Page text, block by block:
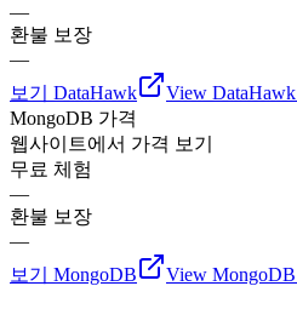
—
환불 보장
—
보기
DataHawk View DataHawk
MongoDB 가격
웹사이트에서 가격 보기
무료 체험
—
환불 보장
—
보기
MongoDB View MongoDB